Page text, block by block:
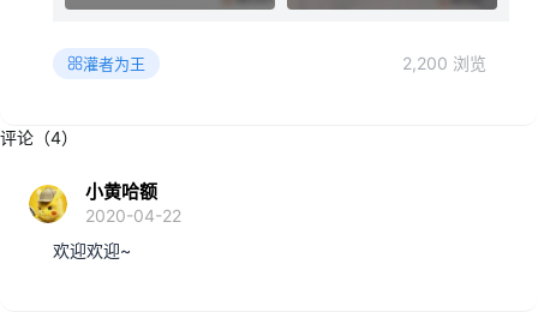
灌者为王 2,200 浏览
评论（4）
小黄哈额
2020-04-22
欢迎欢迎~